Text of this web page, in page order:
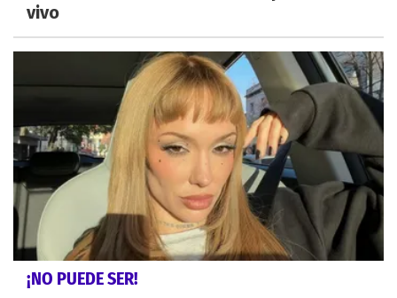
vivo
¡NO PUEDE SER!